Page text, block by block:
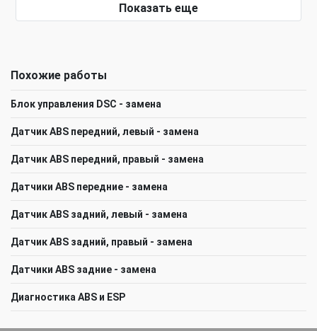
Показать еще
Похожие работы
Блок управления DSC - замена
Датчик ABS передний, левый - замена
Датчик ABS передний, правый - замена
Датчики ABS передние - замена
Датчик ABS задний, левый - замена
Датчик ABS задний, правый - замена
Датчики ABS задние - замена
Диагностика ABS и ESP